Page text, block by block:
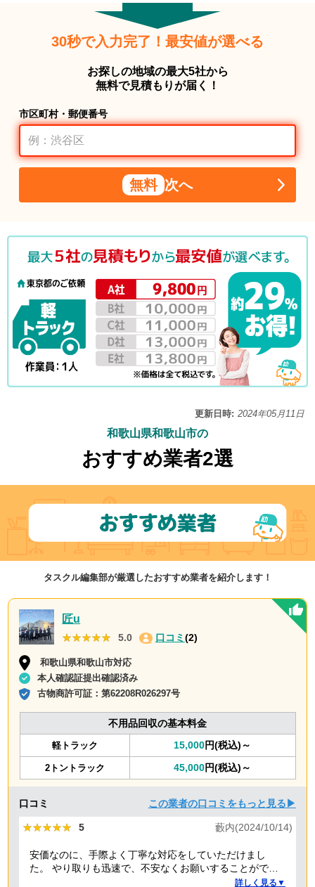
30秒で入力完了！最安値が選べる
お探しの地域の最大5社から
無料で見積もりが届く！
市区町村・郵便番号
無料 次へ
更新日時: 2024年05月11日
和歌山県和歌山市の
おすすめ業者2選
タスクル編集部が厳選したおすすめ業者を紹介します！
匠u
★★★★★
★★★★★ 5.0 口コミ (2)
和歌山県和歌山市対応
本人確認証提出確認済み
古物商許可証：第62208R026297号
不用品回収の基本料金
軽トラック 15,000円(税込)～
2トントラック 45,000円(税込)～
口コミ この業者の口コミをもっと見る▶
★★★★★
★★★★★ 5 藪内(2024/10/14)
安価なのに、手際よく丁寧な対応をしていただけまし
た。 やり取りも迅速で、不安なくお願いすることができ
詳しく見る▼